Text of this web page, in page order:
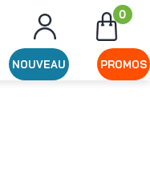
0
NOUVEAU PROMOS